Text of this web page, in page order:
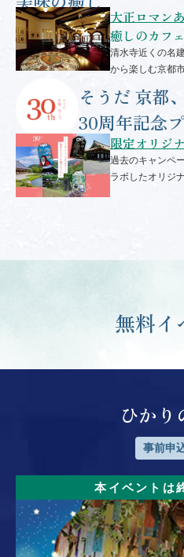
大正ロマン
癒しのカフ
清水寺近くの名
から楽しむ京都
そうだ 京都
30周年記念
限定オリジ
過去のキャンペ
ラボしたオリジ
無料イ
ひかり
事前申
本イベントは